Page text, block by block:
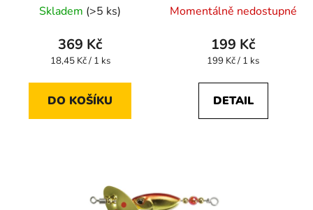
Skladem (>5 ks)
369 Kč
Měrná
18,45 Kč / 1 ks
DO KOŠÍKU
Momentálně nedostupné
199 Kč
Měrná
199 Kč / 1 ks
DETAIL